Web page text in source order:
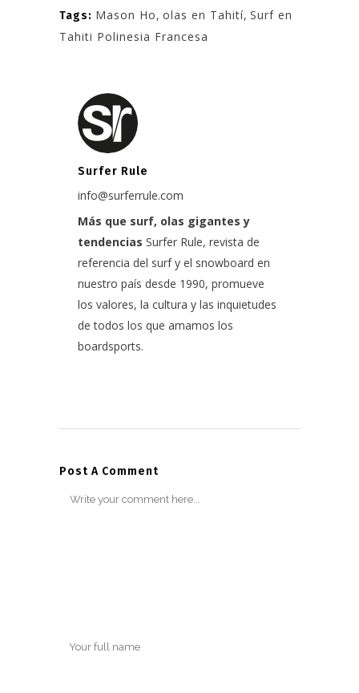
Tags: Mason Ho, olas en Tahití, Surf en
Tahiti Polinesia Francesa
Surfer Rule
info@surferrule.com
Más que surf, olas gigantes y
tendencias Surfer Rule, revista de
referencia del surf y el snowboard en
nuestro país desde 1990, promueve
los valores, la cultura y las inquietudes
de todos los que amamos los
boardsports.
Post A Comment